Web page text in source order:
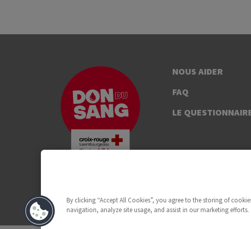
NOUS AIDER
FAQ
LE
By clicking “Accept All Cookies”, you agree to the storing of
navigation, analyze site usage, and assist in our marketing efforts.